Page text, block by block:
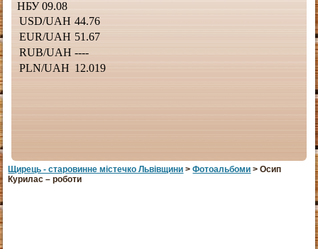
Щирець - старовинне мiстечко Львiвщини >Фотоальбоми > Осип
Курилас – роботи